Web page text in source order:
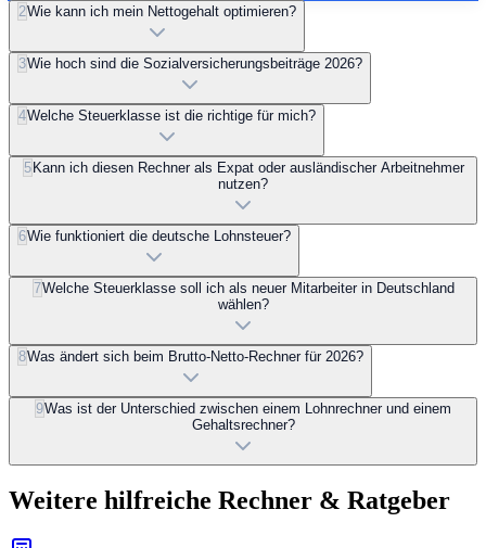
2Wie kann ich mein Nettogehalt optimieren?
3Wie hoch sind die Sozialversicherungsbeiträge 2026?
4Welche Steuerklasse ist die richtige für mich?
5Kann ich diesen Rechner als Expat oder ausländischer Arbeitnehmer
nutzen?
6Wie funktioniert die deutsche Lohnsteuer?
7Welche Steuerklasse soll ich als neuer Mitarbeiter in Deutschland
wählen?
8Was ändert sich beim Brutto-Netto-Rechner für 2026?
9Was ist der Unterschied zwischen einem Lohnrechner und einem
Gehaltsrechner?
Weitere hilfreiche Rechner & Ratgeber